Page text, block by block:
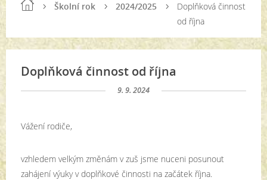
Školní rok 2024/2025
Doplňková činnost
od října
Doplňková činnost od října
9. 9. 2024
Vážení rodiče,
vzhledem velkým změnám v zuš jsme nuceni posunout
zahájení výuky v doplňkové činnosti na začátek října.